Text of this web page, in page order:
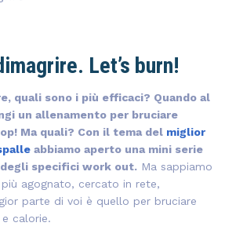
Let’s burn!
quali sono i più efficaci? Quando al
un allenamento per bruciare
Ma quali? Con il tema del miglior
abbiamo aperto una mini serie
specifici work out. Ma sappiamo
agognato, cercato in rete,
parte di voi è quello per bruciare
calorie.